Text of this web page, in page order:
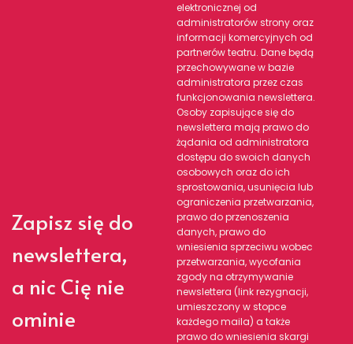
Zapisz się do
newslettera,
a nic Cię nie
ominie
elektronicznej od
administratorów strony oraz
informacji komercyjnych od
partnerów teatru. Dane będą
przechowywane w bazie
administratora przez czas
funkcjonowania newslettera.
Osoby zapisujące się do
newslettera mają prawo do
żądania od administratora
dostępu do swoich danych
osobowych oraz do ich
sprostowania, usunięcia lub
ograniczenia przetwarzania,
prawo do przenoszenia
danych, prawo do
wniesienia sprzeciwu wobec
przetwarzania, wycofania
zgody na otrzymywanie
newslettera (link rezygnacji,
umieszczony w stopce
każdego maila) a także
prawo do wniesienia skargi